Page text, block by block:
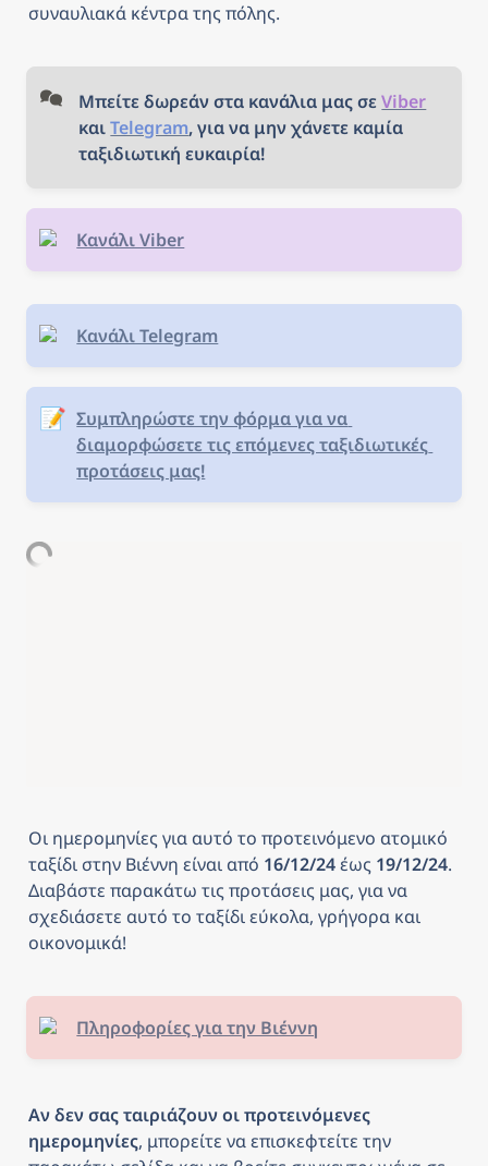
συναυλιακά κέντρα της πόλης.
Μπείτε δωρεάν στα κανάλια μας σε Viber
και Telegram, για να μην χάνετε καμία
ταξιδιωτική ευκαιρία!
Κανάλι Viber
Κανάλι Telegram
📝 Συμπληρώστε την φόρμα για να
διαμορφώσετε τις επόμενες ταξιδιωτικές
προτάσεις μας!
Οι ημερομηνίες για αυτό το προτεινόμενο ατομικό
ταξίδι στην Βιέννη είναι από 16/12/24 έως 19/12/24.
Διαβάστε παρακάτω τις προτάσεις μας, για να
σχεδιάσετε αυτό το ταξίδι εύκολα, γρήγορα και
οικονομικά!
Πληροφορίες για την Βιέννη
Αν δεν σας ταιριάζουν οι προτεινόμενες
ημερομηνίες, μπορείτε να επισκεφτείτε την